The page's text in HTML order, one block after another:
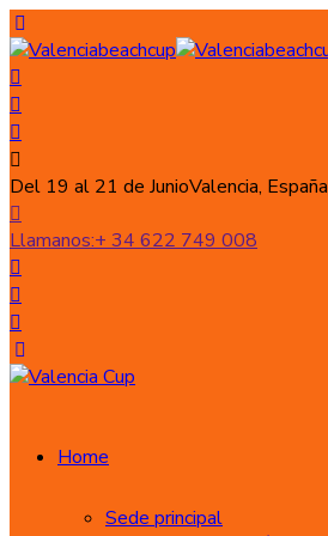
Del 19 al 21 de JunioValencia, España
Llamanos:+ 34 622 749 008
Home
Sede principal